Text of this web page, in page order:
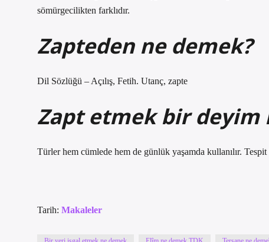
sömürgecilikten farklıdır.
Zapteden ne demek?
Dil Sözlüğü – Açılış, Fetih. Utanç, zapte
Zapt etmek bir deyim
Türler hem cümlede hem de günlük yaşamda kullanılır.
Tarih: Makaleler